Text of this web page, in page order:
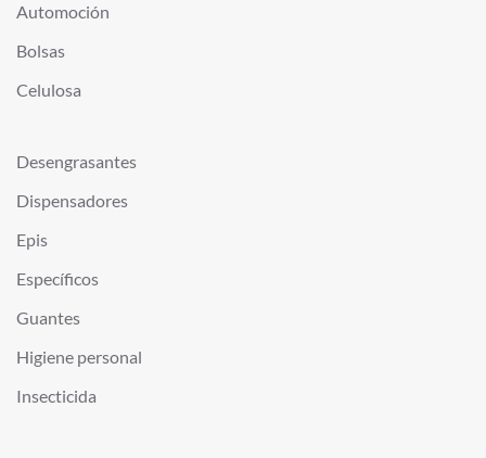
Automoción
Bolsas
Celulosa
Desengrasantes
Dispensadores
Epis
Específicos
Guantes
Higiene personal
Insecticida